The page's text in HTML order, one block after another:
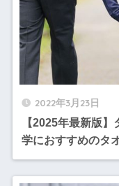
2022年3月23日
【2025年最新版
学におすすめのタ